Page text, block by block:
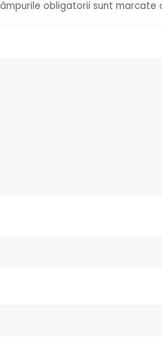
obligatorii sunt marcate